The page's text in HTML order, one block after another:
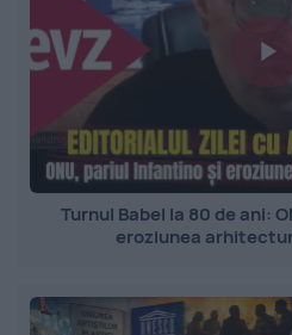
Turnul Babel la 80 de ani:
eroziunea